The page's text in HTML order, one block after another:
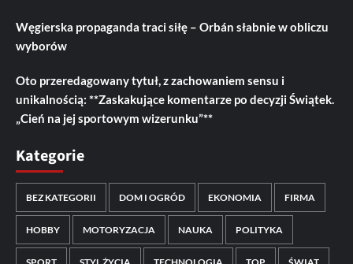
Węgierska propaganda traci siłę – Orbán słabnie w obliczu
wyborów
Oto przeredagowany tytuł, z zachowaniem sensu i
unikalnością: **Zaskakujące komentarze po decyzji Świątek.
„Cień na jej sportowym wizerunku”**
Kategorie
BEZ KATEGORII DOM I OGRÓD EKONOMIA FIRMA
HOBBY MOTORYZACJA NAUKA POLITYKA